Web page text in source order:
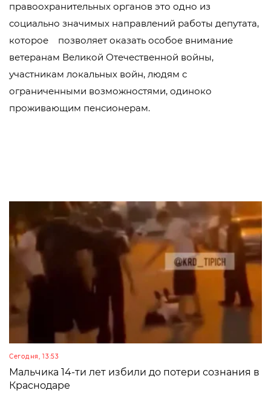
правоохранительных органов это одно из
социально значимых направлений работы депутата,
которое позволяет оказать особое внимание
ветеранам Великой Отечественной войны,
участникам локальных войн, людям с
ограниченными возможностями, одиноко
проживающим пенсионерам.
Сегодня, 13:53
Мальчика 14-ти лет избили до потери сознания в
Краснодаре